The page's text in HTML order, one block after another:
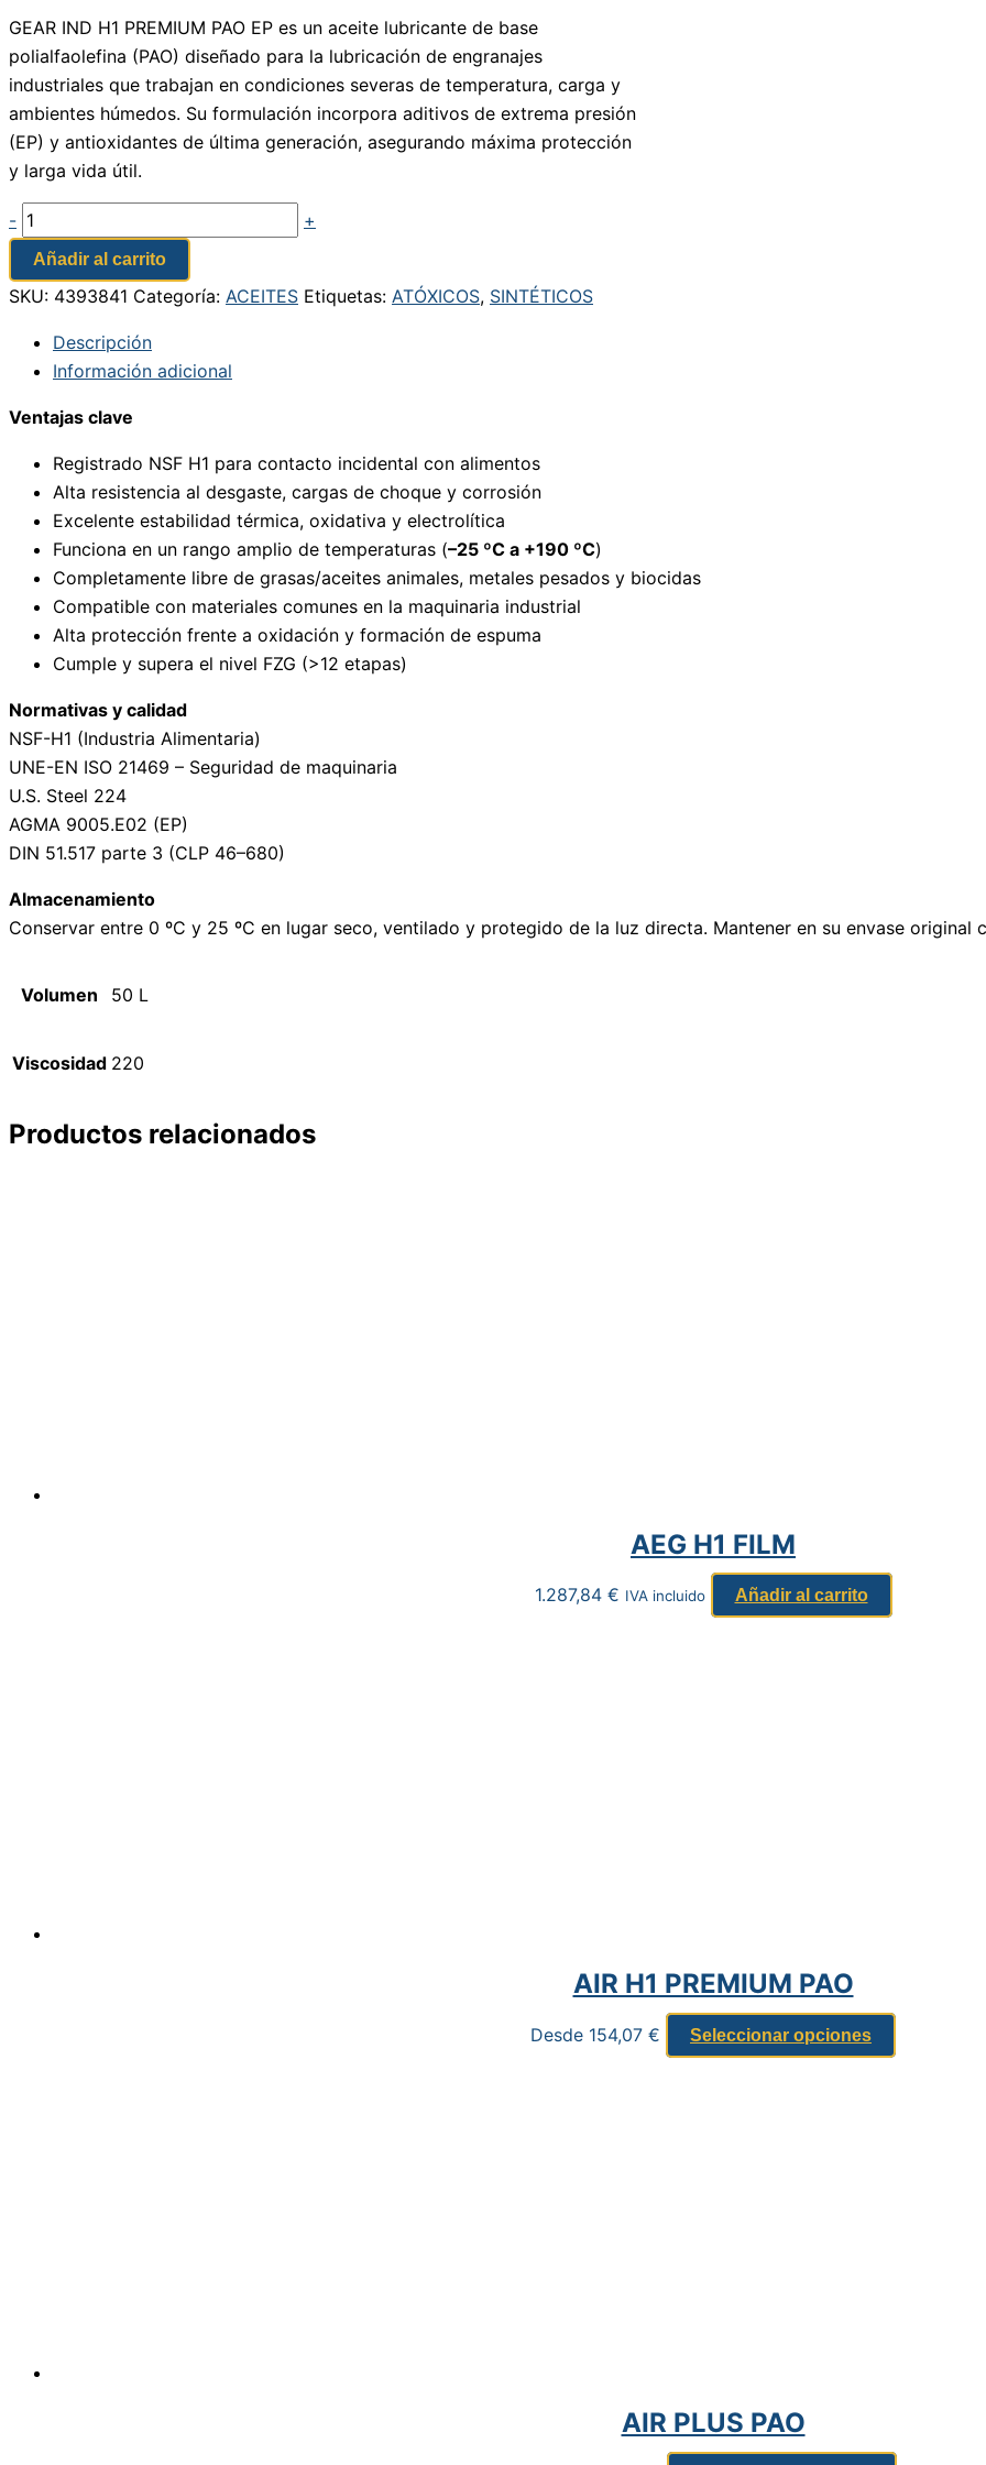
GEAR IND H1 PREMIUM PAO EP es un aceite lubricante de base
polialfaolefina (PAO) diseñado para la lubricación de engranajes
industriales que trabajan en condiciones severas de temperatura, carga y
ambientes húmedos. Su formulación incorpora aditivos de extrema presión
(EP) y antioxidantes de última generación, asegurando máxima protección
y larga vida útil.
- +
Añadir al carrito
SKU: 4393841 Categoría: ACEITES Etiquetas: ATÓXICOS, SINTÉTICOS
Descripción
Información adicional
Ventajas clave
Registrado NSF H1 para contacto incidental con alimentos
Alta resistencia al desgaste, cargas de choque y corrosión
Excelente estabilidad térmica, oxidativa y electrolítica
Funciona en un rango amplio de temperaturas (–25 ºC a +190 ºC)
Completamente libre de grasas/aceites animales, metales pesados y biocidas
Compatible con materiales comunes en la maquinaria industrial
Alta protección frente a oxidación y formación de espuma
Cumple y supera el nivel FZG (>12 etapas)
Normativas y calidad
NSF-H1 (Industria Alimentaria)
UNE-EN ISO 21469 – Seguridad de maquinaria
U.S. Steel 224
AGMA 9005.E02 (EP)
DIN 51.517 parte 3 (CLP 46–680)
Almacenamiento
Conservar entre 0 ºC y 25 ºC en lugar seco, ventilado y protegido de la luz directa. Mantener en su envase original
Volumen 50 L
Viscosidad 220
Productos relacionados
AEG H1 FILM
1.287,84 € IVA incluido Añadir al carrito
AIR H1 PREMIUM PAO
Desde 154,07 € Seleccionar opciones
AIR PLUS PAO